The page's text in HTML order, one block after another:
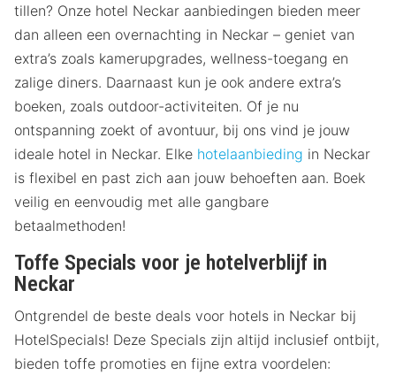
tillen? Onze hotel Neckar aanbiedingen bieden meer
dan alleen een overnachting in Neckar – geniet van
extra’s zoals kamerupgrades, wellness-toegang en
zalige diners. Daarnaast kun je ook andere extra’s
boeken, zoals outdoor-activiteiten. Of je nu
ontspanning zoekt of avontuur, bij ons vind je jouw
ideale hotel in Neckar. Elke hotelaanbieding in Neckar
is flexibel en past zich aan jouw behoeften aan. Boek
veilig en eenvoudig met alle gangbare
betaalmethoden!
Toffe Specials voor je hotelverblijf in
Neckar
Ontgrendel de beste deals voor hotels in Neckar bij
HotelSpecials! Deze Specials zijn altijd inclusief ontbijt,
bieden toffe promoties en fijne extra voordelen: